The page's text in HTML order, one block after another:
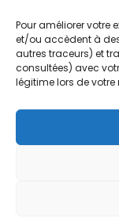
Pour améliorer votre
et/ou accèdent à
autres traceurs) et
consultées) avec
légitime lors de
Ce site utilise
plus sur la façon
traitées.